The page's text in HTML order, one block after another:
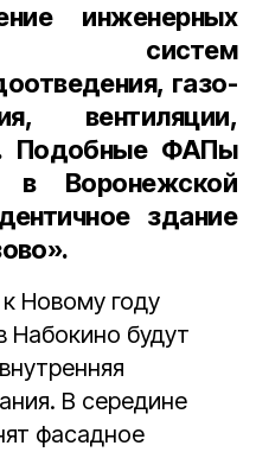
инженерных
систем
газо-
вентиляции,
Подобные ФАПы
Воронежской
здание
Новому году
Набокино будут
В середине
фасадное